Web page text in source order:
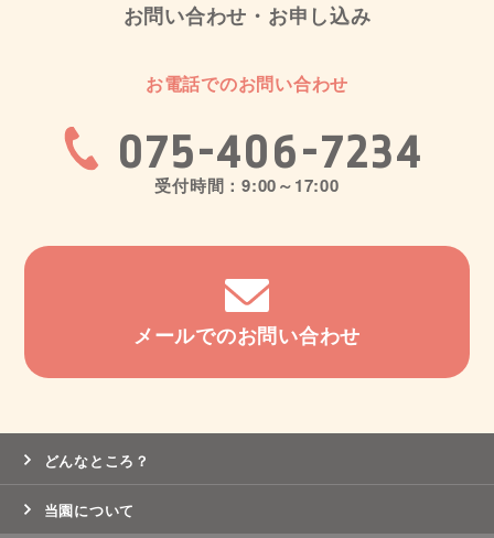
お問い合わせ・お申し込み
お電話でのお問い合わせ
075-406-7234
受付時間：9:00～17:00
メールでのお問い合わせ
どんなところ？
当園について